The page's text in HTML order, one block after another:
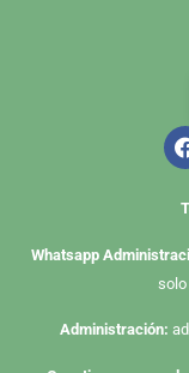
Whatsapp
Administración: